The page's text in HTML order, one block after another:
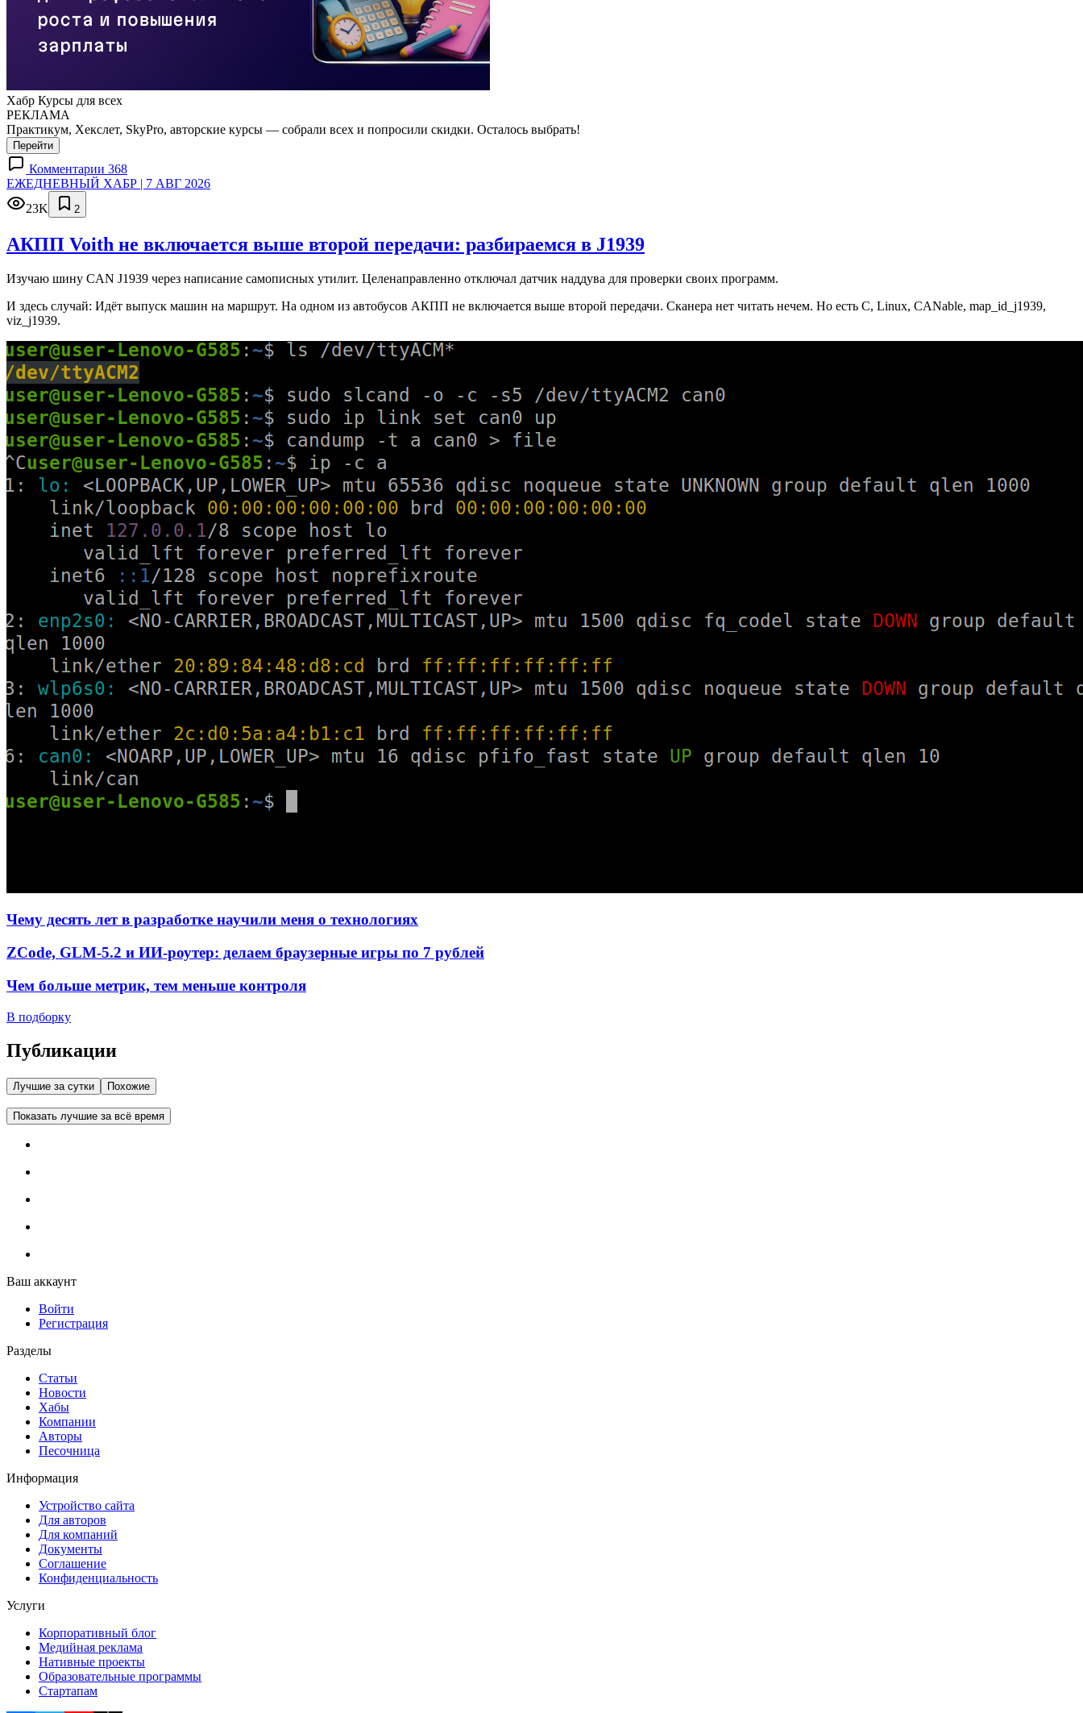
Хабр Курсы для всех
РЕКЛАМА
Практикум, Хекслет, SkyPro, авторские курсы — собрали всех и попросили скидки. Осталось выбрать!
Перейти
Комментарии 368
ЕЖЕДНЕВНЫЙ ХАБР | 7 АВГ 2026
23K
2
АКПП Voith не включается выше второй передачи: разбираемся в J1939
Изучаю шину CAN J1939 через написание самописных утилит. Целенаправленно отключал датчик наддува для проверки своих программ.
И здесь случай: Идёт выпуск машин на маршрут. На одном из автобусов АКПП не включается выше второй передачи. Сканера нет читать нечем. Но есть C, Linux, CANable, map_id_j1939,
viz_j1939.
Чему десять лет в разработке научили меня о технологиях
ZCode, GLM-5.2 и ИИ-роутер: делаем браузерные игры по 7 рублей
Чем больше метрик, тем меньше контроля
В подборку
Публикации
Лучшие за сутки Похожие
Показать лучшие за всё время
Ваш аккаунт
Войти
Регистрация
Разделы
Статьи
Новости
Хабы
Компании
Авторы
Песочница
Информация
Устройство сайта
Для авторов
Для компаний
Документы
Соглашение
Конфиденциальность
Услуги
Корпоративный блог
Медийная реклама
Нативные проекты
Образовательные программы
Стартапам